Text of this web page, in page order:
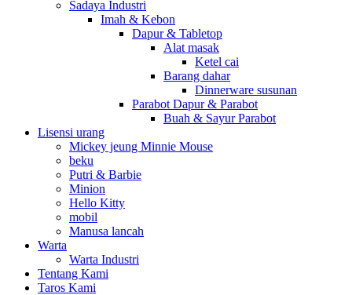
Sadaya Industri
Imah & Kebon
Dapur & Tabletop
Alat masak
Ketel cai
Barang dahar
Dinnerware susunan
Parabot Dapur & Parabot
Buah & Sayur Parabot
Lisensi urang
Mickey jeung Minnie Mouse
beku
Putri & Barbie
Minion
Hello Kitty
mobil
Manusa lancah
Warta
Warta Industri
Tentang Kami
Taros Kami